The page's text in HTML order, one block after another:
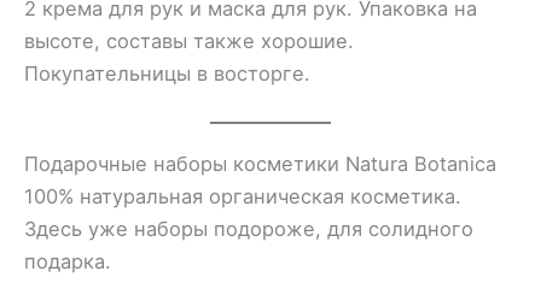
2 крема для рук и маска для рук. Упаковка на
высоте, составы также хорошие.
Покупательницы в восторге.
Подарочные наборы косметики Natura Botanica
100% натуральная органическая косметика.
Здесь уже наборы подороже, для солидного
подарка.